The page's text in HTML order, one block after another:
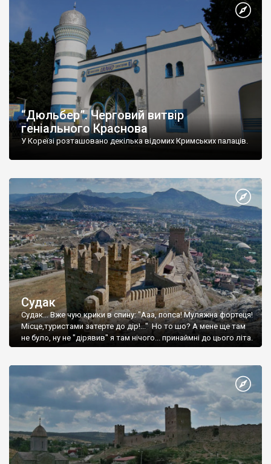
“Дюльбер”. Черговий витвір
геніального Краснова
У Кореїзі розташовано декілька відомих Кримських палаців.
Судак
Судак... Вже чую крики в спину: "Ааа, попса! Муляжна фортеця!
Місце,туристами затерте до дір!..." Но то шо? А мене ще там
не було, ну не "дірявив" я там нічого... принаймні до цього літа.